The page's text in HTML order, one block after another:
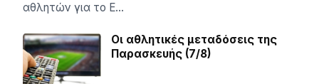
αθλητών για το Ε…
Οι αθλητικές μεταδόσεις της
Παρασκευής (7/8)